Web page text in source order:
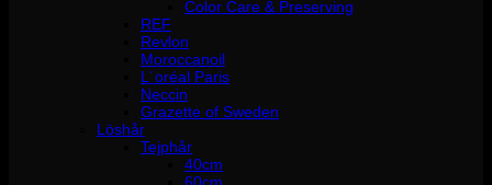
Color Care & Preserving
REF
Revlon
Moroccanoil
L´oréal Paris
Neccin
Grazette of Sweden
Löshår
Tejphår
40cm
60cm